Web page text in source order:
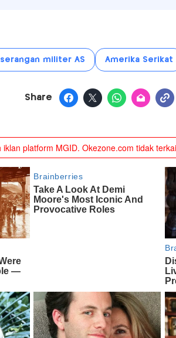
serangan militer AS Amerika Serikat
Share